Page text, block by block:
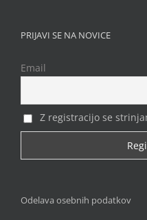
PRIJAVI SE NA NOVICE
Email
Z registracijo se
Odelava osebnih podatkov